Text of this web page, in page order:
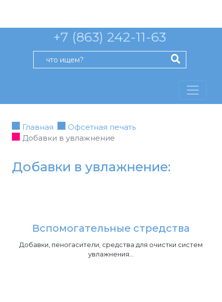
+7 (863) 242-11-63
Главная
Офсетная печать
Добавки в увлажнение
Добавки в увлажнение:
Вспомогательные стредства
Добавки, пеногасители, средства для очистки систем
увлажнения...